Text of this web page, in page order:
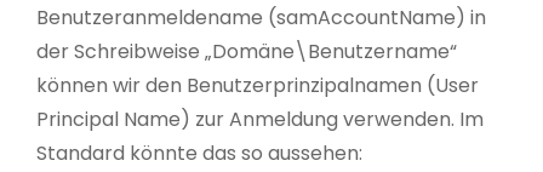
Benutzeranmeldename (samAccountName) in
der Schreibweise „Domäne\Benutzername“
können wir den Benutzerprinzipalnamen (User
Principal Name) zur Anmeldung verwenden. Im
Standard könnte das so aussehen: